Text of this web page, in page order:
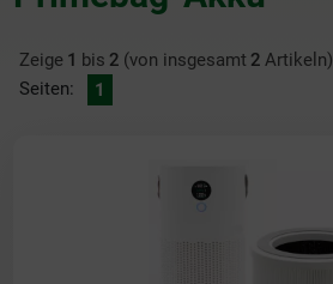
Zeige 1 bis 2 (von insgesamt 2 Artikeln)
Seiten:
1